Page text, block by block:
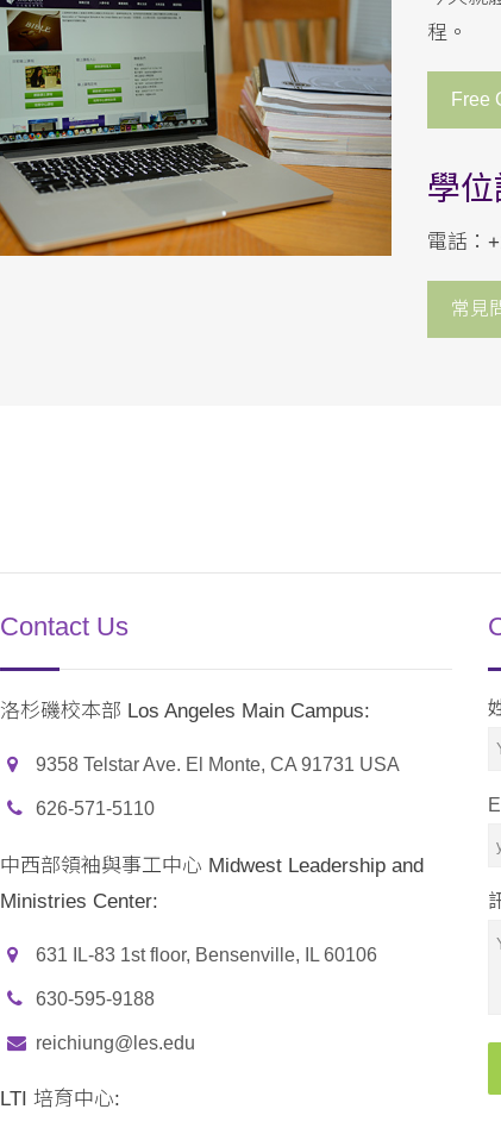
程。
Free
學位
電話：
常見
Contact Us
洛杉磯校本部 Los Angeles Main Campus:
9358 Telstar Ave. El Monte, CA 91731 USA
626-571-5110
中西部領袖與事工中心 Midwest Leadership and
Ministries Center:
631 IL-83 1st floor, Bensenville, IL 60106
630-595-9188
reichiung@les.edu
LTI 培育中心: